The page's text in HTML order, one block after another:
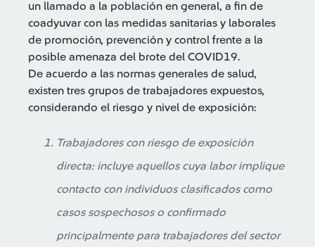
un llamado a la población en general, a fin de
coadyuvar con las medidas sanitarias y laborales
de promoción, prevención y control frente a la
posible amenaza del brote del COVID19.
De acuerdo a las normas generales de salud,
existen tres grupos de trabajadores expuestos,
considerando el riesgo y nivel de exposición:
Trabajadores con riesgo de exposición
directa: incluye aquellos cuya labor implique
contacto con individuos clasificados como
casos sospechosos o confirmado
principalmente para trabajadores del sector